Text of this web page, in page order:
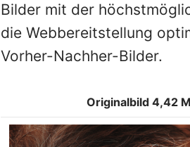
Bilder mit der
die Webbereitstellung
Vorher-Nachher-Bilder.
Originalbild 4,42